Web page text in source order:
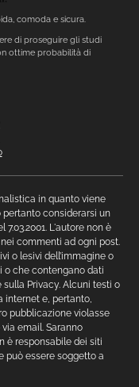
comoda e sicura.
di proseguire gli studi
ottime probabilità di
in quanto viene
considerarsi un
L'autore non è
commenti ad ogni post.
o lesivi dell’immagine o
o che contengano dati
Privacy. Alcuni testi o
internet e, pertanto,
pubblicazione violasse
email. Saranno
è responsabile dei siti
può essere soggetto a